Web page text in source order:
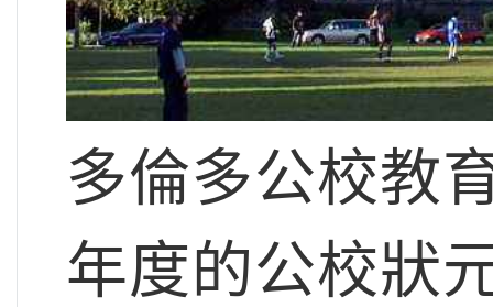
多倫多公校教
年度的公校狀